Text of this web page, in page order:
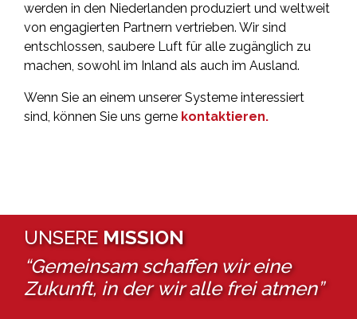
werden in den Niederlanden produziert und weltweit
von engagierten Partnern vertrieben. Wir sind
entschlossen, saubere Luft für alle zugänglich zu
machen, sowohl im Inland als auch im Ausland.
Wenn Sie an einem unserer Systeme interessiert
sind, können Sie uns gerne kontaktieren.
UNSERE MISSION
“Gemeinsam schaffen wir eine
Zukunft, in der wir alle frei atmen”